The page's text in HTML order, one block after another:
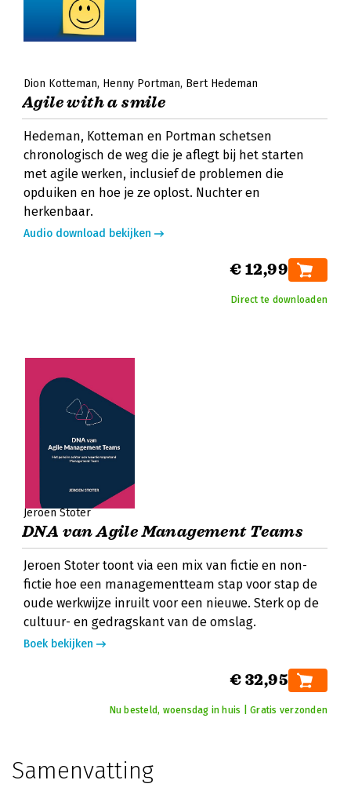
Dion Kotteman Henny Portman Bert Hedeman
Agile with a smile
Hedeman, Kotteman en Portman schetsen
chronologisch de weg die je aflegt bij het starten
met agile werken, inclusief de problemen die
opduiken en hoe je ze oplost. Nuchter en
herkenbaar.
Audio download bekijken
€ 12,99
Direct te downloaden
Jeroen Stoter
DNA van Agile Management Teams
Jeroen Stoter toont via een mix van fictie en non-
fictie hoe een managementteam stap voor stap de
oude werkwijze inruilt voor een nieuwe. Sterk op de
cultuur- en gedragskant van de omslag.
Boek bekijken
€ 32,95
Nu besteld, woensdag in huis | Gratis verzonden
Samenvatting